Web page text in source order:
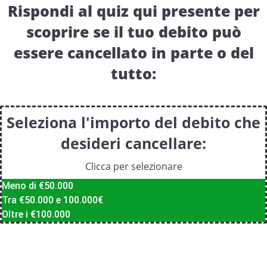
Rispondi al quiz qui presente per
scoprire se il tuo debito può
essere cancellato in parte o del
tutto:
Seleziona l'importo del debito che
desideri cancellare:
Clicca per selezionare
Meno di €50.000
Tra €50.000 e 100.000€
Oltre i €100.000